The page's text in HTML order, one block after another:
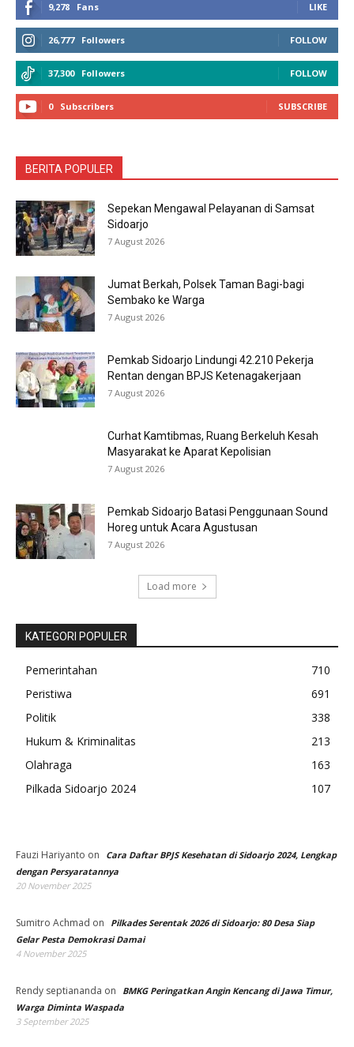
9,278 Fans LIKE
26,777 Followers FOLLOW
37,300 Followers FOLLOW
0 Subscribers SUBSCRIBE
BERITA POPULER
Sepekan Mengawal Pelayanan di Samsat
Sidoarjo
7 August 2026
Jumat Berkah, Polsek Taman Bagi-bagi
Sembako ke Warga
7 August 2026
Pemkab Sidoarjo Lindungi 42.210 Pekerja
Rentan dengan BPJS Ketenagakerjaan
7 August 2026
Curhat Kamtibmas, Ruang Berkeluh Kesah
Masyarakat ke Aparat Kepolisian
7 August 2026
Pemkab Sidoarjo Batasi Penggunaan Sound
Horeg untuk Acara Agustusan
7 August 2026
Load more
KATEGORI POPULER
Pemerintahan
710
Peristiwa
691
Politik
338
Hukum & Kriminalitas
213
Olahraga
163
Pilkada Sidoarjo 2024
107
Fauzi Hariyanto on
Cara Daftar BPJS Kesehatan di Sidoarjo 2024, Lengkap
dengan Persyaratannya
20 November 2025
Sumitro Achmad on
Pilkades Serentak 2026 di Sidoarjo: 80 Desa Siap
Gelar Pesta Demokrasi Damai
4 November 2025
Rendy septiananda on
BMKG Peringatkan Angin Kencang di Jawa Timur,
Warga Diminta Waspada
3 September 2025